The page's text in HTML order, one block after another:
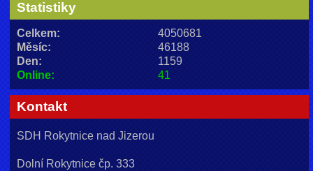
Statistiky
Online: 41
Celkem:
4050681
Měsíc:
46188
Den:
1159
Kontakt
SDH Rokytnice nad Jizerou
Dolní Rokytnice čp. 333